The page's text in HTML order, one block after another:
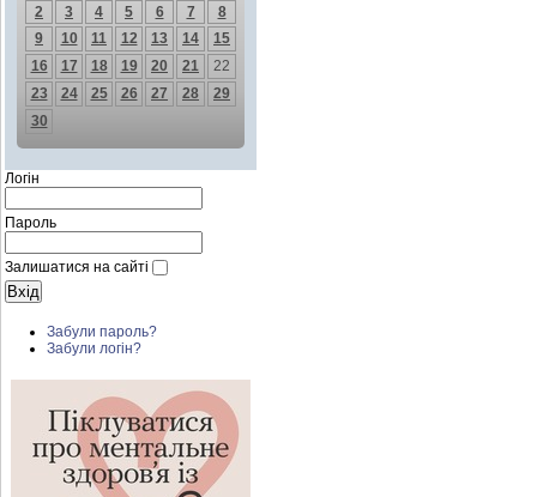
2
3 4 5 6 7
8
9
10 11 12 13 14
15
16
17 18 19 20 21
22
23
24 25 26 27 28
29
30
Логін
Пароль
Залишатися на сайті
Забули пароль?
Забули логін?